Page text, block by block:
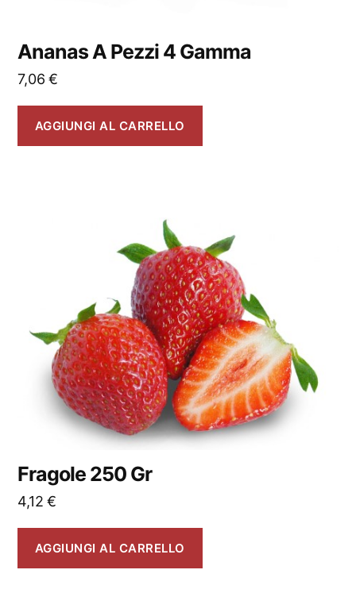
Ananas A Pezzi 4 Gamma
7,06€
AGGIUNGI AL CARRELLO
Fragole 250 Gr
4,12€
AGGIUNGI AL CARRELLO